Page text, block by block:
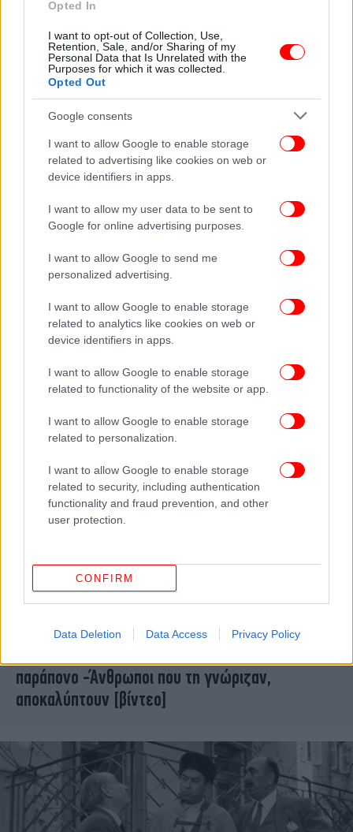
Opted In
I want to opt-out of Collection, Use,
Retention, Sale, and/or Sharing of my
Personal Data that Is Unrelated with the
Purposes for which it was collected.
Opted Out
Google consents
I want to allow Google to enable storage
related to advertising like cookies on web or
device identifiers in apps.
I want to allow my user data to be sent to
Google for online advertising purposes.
I want to allow Google to send me
personalized advertising.
I want to allow Google to enable storage
related to analytics like cookies on web or
device identifiers in apps.
I want to allow Google to enable storage
related to functionality of the website or app.
I want to allow Google to enable storage
related to personalization.
I want to allow Google to enable storage
related to security, including authentication
functionality and fraud prevention, and other
user protection.
CONFIRM
Data Deletion Data Access Privacy Policy
Το Ρετιρέ: Η κωμική σειρά που δεν
ολοκληρώθηκε ποτέ και εξακολουθεί να
καταγράφει υψηλά νούμερα τηλεθέασης
28/03/2023 15:04
Ο Δελαπόρτας περιγράφει πώς η Χρονοπούλου,
για τα γυρίσματα ταινίας, πήγε σε άσχετη κηδεία
και άρχισε το κλάμα
22/11/2022 18:02
παράπονο -Άνθρωποι που τη γνώριζαν,
αποκαλύπτουν [βίντεο]